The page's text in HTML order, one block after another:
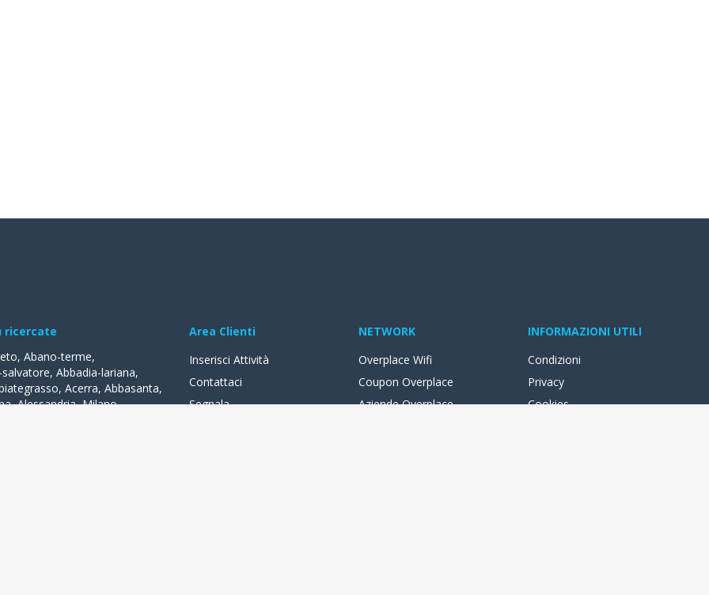
ricercate
, Abano-terme,
, Abbadia-lariana,
, Acerra, Abbasanta,
,Alessandria,Milano,
Area Clienti
Inserisci Attività
Contattaci
Segnala
NETWORK
Overplace Wifi
Coupon Overplace
Aziende Overplace
INFORMAZIONI UTILI
Condizioni
Privacy
Cookies